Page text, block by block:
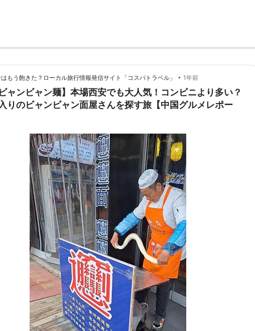
もう飽きた？ローカル旅行情報発信サイト「コスパトラベル」 • 1年前
ビャンビャン麺】本場西安でも大人気！コンビニより多い？
りのビャンビャン面屋さんを探す旅【中国グルメレポー